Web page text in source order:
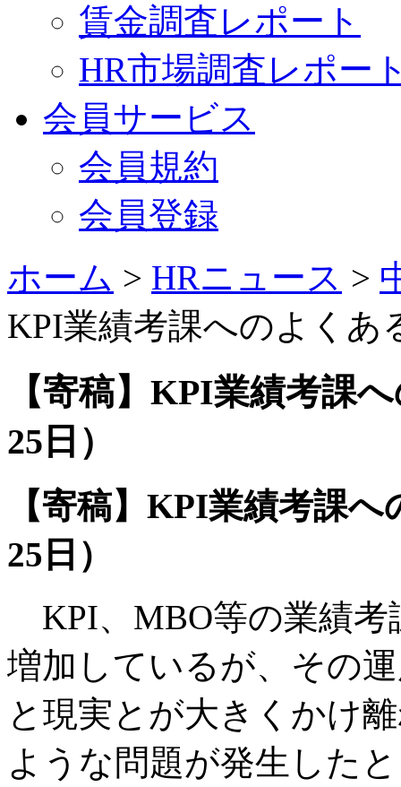
賃金調査レポート
HR市場調査レポー
会員サービス
会員規約
会員登録
ホーム > HRニュース >
KPI業績考課へのよくあ
【寄稿】KPI業績考課
25日）
【寄稿】KPI業績考課
25日）
KPI、MBO等の業績
増加しているが、その
と現実とが大きくかけ
ような問題が発生した